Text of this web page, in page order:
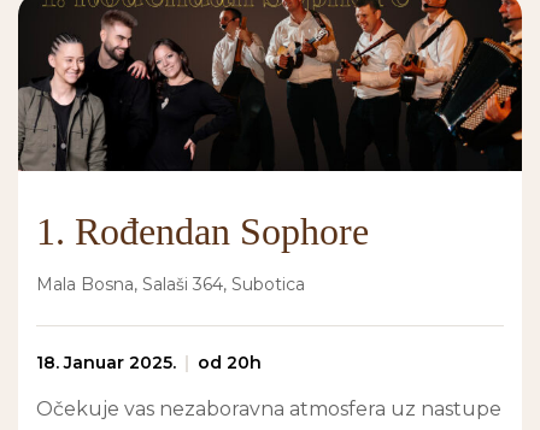
1. Rođendan Sophore
Mala Bosna, Salaši 364, Subotica
18. Januar 2025. od 20h
Očekuje vas nezaboravna atmosfera uz nastupe